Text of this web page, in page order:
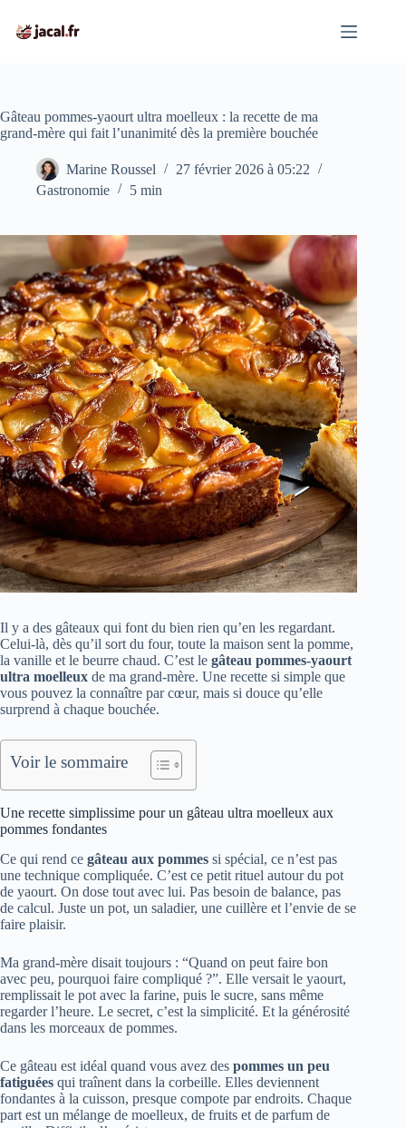
contenu
Gâteau pommes-yaourt ultra moelleux : la recette de ma
grand-mère qui fait l’unanimité dès la première bouchée
Marine Roussel
27 février 2026 à 05:22
Gastronomie
5 min
Il y a des gâteaux qui font du bien rien qu’en les regardant.
Celui-là, dès qu’il sort du four, toute la maison sent la pomme,
la vanille et le beurre chaud. C’est le gâteau pommes-yaourt
ultra moelleux de ma grand-mère. Une recette si simple que
vous pouvez la connaître par cœur, mais si douce qu’elle
surprend à chaque bouchée.
Voir le sommaire
Une recette simplissime pour un gâteau ultra moelleux aux
pommes fondantes
Ce qui rend ce gâteau aux pommes si spécial, ce n’est pas
une technique compliquée. C’est ce petit rituel autour du pot
de yaourt. On dose tout avec lui. Pas besoin de balance, pas
de calcul. Juste un pot, un saladier, une cuillère et l’envie de se
faire plaisir.
Ma grand-mère disait toujours : “Quand on peut faire bon
avec peu, pourquoi faire compliqué ?”. Elle versait le yaourt,
remplissait le pot avec la farine, puis le sucre, sans même
regarder l’heure. Le secret, c’est la simplicité. Et la générosité
dans les morceaux de pommes.
Ce gâteau est idéal quand vous avez des pommes un peu
fatiguées qui traînent dans la corbeille. Elles deviennent
fondantes à la cuisson, presque compote par endroits. Chaque
part est un mélange de moelleux, de fruits et de parfum de